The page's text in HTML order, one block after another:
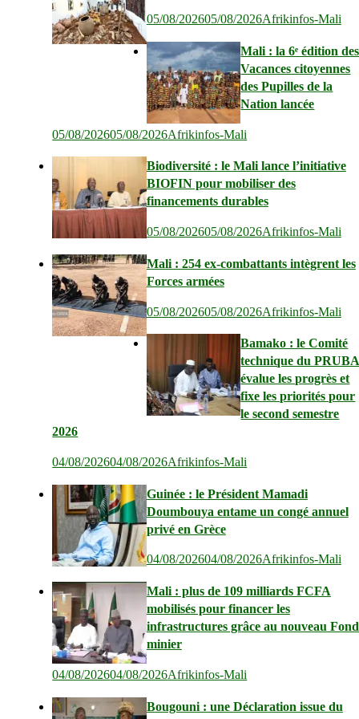
05/08/202605/08/2026Afrikinfos-Mali
Mali : la 6ᵉ édition des
Vacances citoyennes
des Pupilles de la
Nation lancée
05/08/202605/08/2026Afrikinfos-Mali
Biodiversité : le Mali lance l’initiative
BIOFIN pour mobiliser des
financements durables
05/08/202605/08/2026Afrikinfos-Mali
Mali : 254 ex-combattants intègrent les
Forces armées
05/08/202605/08/2026Afrikinfos-Mali
Bamako : le Comité
technique du
évalue les progrès et
fixe les priorités pour
le second semestre
2026
04/08/202604/08/2026Afrikinfos-Mali
Guinée : le Président Mamadi
Doumbouya entame un congé annuel
privé en Grèce
04/08/202604/08/2026Afrikinfos-Mali
Mali : plus de 109 milliards FCFA
mobilisés pour financer les
infrastructures grâce au nouveau
minier
04/08/202604/08/2026Afrikinfos-Mali
Bougouni : une Déclaration issue du